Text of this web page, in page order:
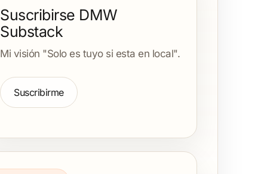
Suscribirse DMW
Substack
Mi visión "Solo es tuyo si esta en local".
Suscribirme